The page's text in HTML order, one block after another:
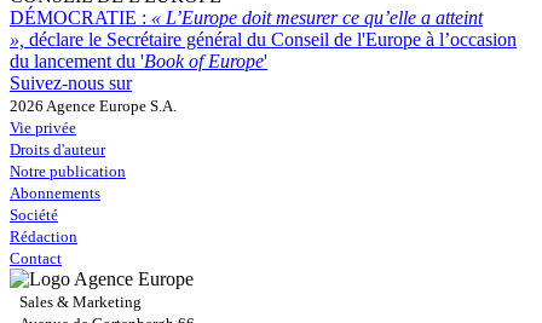
DÉMOCRATIE : « L’Europe doit mesurer ce qu’elle a atteint
», déclare le Secrétaire général du Conseil de l'Europe à l’occasion
du lancement du 'Book of Europe'
Suivez-nous sur
2026 Agence Europe S.A.
Vie privée
Droits d'auteur
Notre publication
Abonnements
Société
Rédaction
Contact
Sales & Marketing